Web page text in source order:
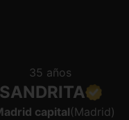
35 años
SANDRITA
capital(Madrid)